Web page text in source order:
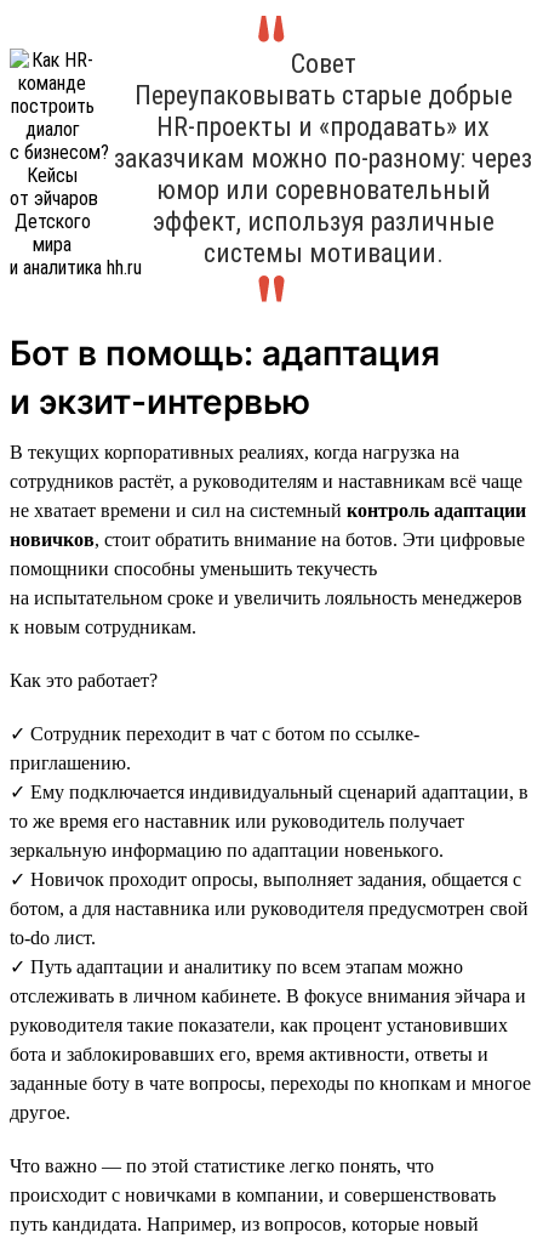
Совет
Переупаковывать старые добрые
HR-проекты и «продавать» их
заказчикам можно по-разному: через
юмор или соревновательный
эффект, используя различные
системы мотивации.
Бот в помощь: адаптация
и экзит-интервью
В текущих корпоративных реалиях, когда нагрузка на
сотрудников растёт, а руководителям и наставникам всё чаще
не хватает времени и сил на системный контроль адаптации
новичков, стоит обратить внимание на ботов. Эти цифровые
помощники способны уменьшить текучесть
на испытательном сроке и увеличить лояльность менеджеров
к новым сотрудникам.
Как это работает?
✓ Сотрудник переходит в чат с ботом по ссылке-
приглашению.
✓ Ему подключается индивидуальный сценарий адаптации, в
то же время его наставник или руководитель получает
зеркальную информацию по адаптации новенького.
✓ Новичок проходит опросы, выполняет задания, общается с
ботом, а для наставника или руководителя предусмотрен свой
to-do лист.
✓ Путь адаптации и аналитику по всем этапам можно
отслеживать в личном кабинете. В фокусе внимания эйчара и
руководителя такие показатели, как процент установивших
бота и заблокировавших его, время активности, ответы и
заданные боту в чате вопросы, переходы по кнопкам и многое
другое.
Что важно — по этой статистике легко понять, что
происходит с новичками в компании, и совершенствовать
путь кандидата. Например, из вопросов, которые новый